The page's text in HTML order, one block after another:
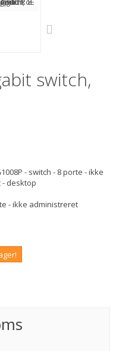
switch,
- switch - 8 porte - ikke
desktop
- ikke administreret